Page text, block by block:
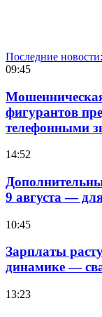
Последние новости:
09:45
фигурантов
телефонными
14:52
9 августа —
10:45
Зарплаты
динамике —
13:23